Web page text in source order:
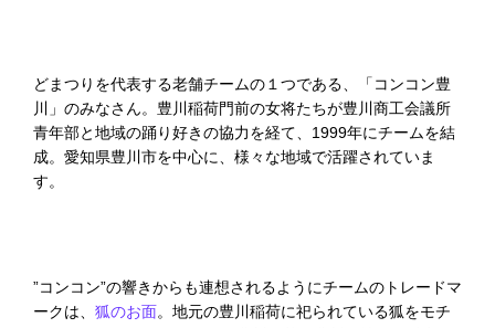
どまつりを代表する老舗チームの１つである、「コンコン豊
川」のみなさん。豊川稲荷門前の女将たちが豊川商工会議所
青年部と地域の踊り好きの協力を経て、1999年にチームを結
成。愛知県豊川市を中心に、様々な地域で活躍されていま
す。
”コンコン”の響きからも連想されるようにチームのトレードマ
ークは、 狐のお面。地元の豊川稲荷に祀られている狐をモチ